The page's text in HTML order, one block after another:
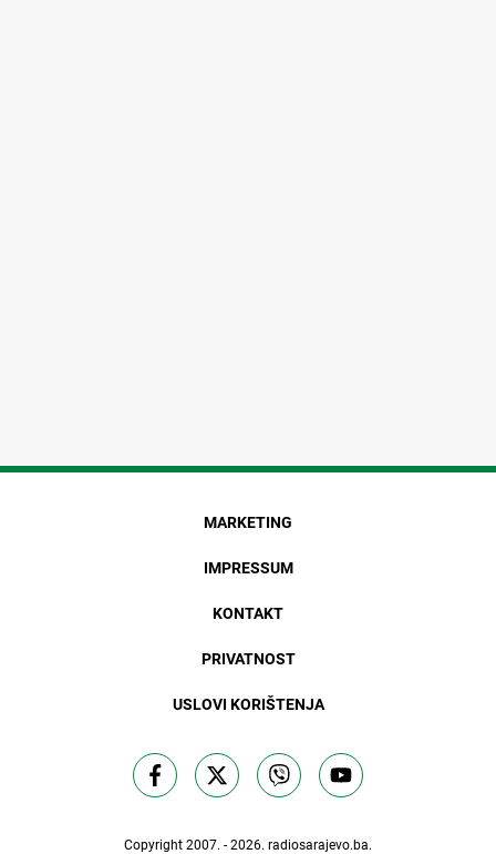
MARKETING
IMPRESSUM
KONTAKT
PRIVATNOST
USLOVI KORIŠTENJA
Copyright 2007. - 2026. radiosarajevo.ba.